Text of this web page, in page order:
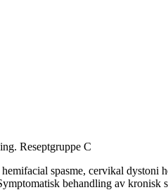
Reseptgruppe C
spasme, cervikal
behandling av